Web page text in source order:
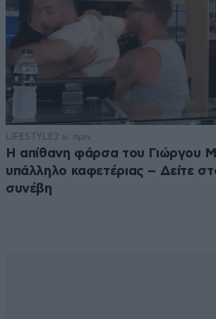
LIFESTYLE2 ω. πριν
Η απίθανη φάρσα του Γιώργου
υπάλληλο καφετέριας – Δείτε
συνέβη